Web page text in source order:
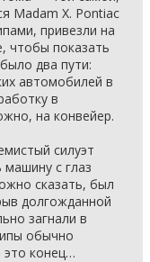
Madam X. Pontiac
привезли на
чтобы показать
два пути:
автомобилей в
в
на конвейер.
силуэт
с глаз
сказать, был
долгожданной
загнали в
обычно
это конец…